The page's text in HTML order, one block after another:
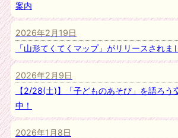
案内
2026年2月19日
「山形てくてくマップ」がリリースされま
2026年2月9日
【2/28(土)】「子どものあそび」を語ろう
中！
2026年1月8日